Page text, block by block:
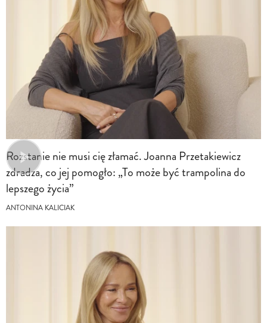
Rozstanie nie musi cię złamać. Joanna Przetakiewicz
zdradza, co jej pomogło: „To może być trampolina do
lepszego życia”
ANTONINA KALICIAK